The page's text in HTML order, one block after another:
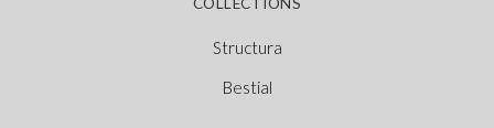
Structura
Bestial